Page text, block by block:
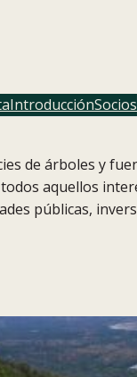
IntroducciónSocios
de árboles y
aquellos
públicas,